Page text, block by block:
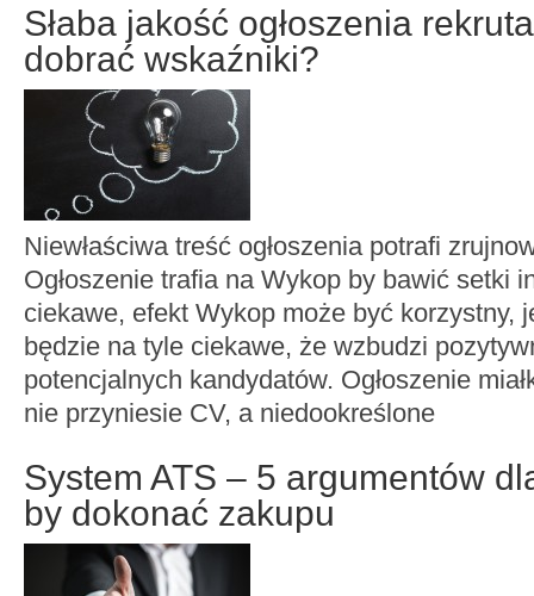
Słaba jakość ogłoszenia
dobrać wskaźniki?
Niewłaściwa treść ogłoszenia potrafi
Ogłoszenie trafia na Wykop by bawić setki
ciekawe, efekt Wykop może być korzystny,
będzie na tyle ciekawe, że wzbudzi
potencjalnych kandydatów. Ogłoszenie
nie przyniesie CV, a niedookreślone
System ATS – 5 argumentów
by dokonać zakupu